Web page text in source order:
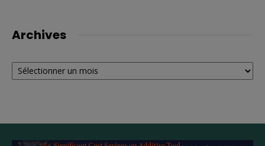
Archives
Archives